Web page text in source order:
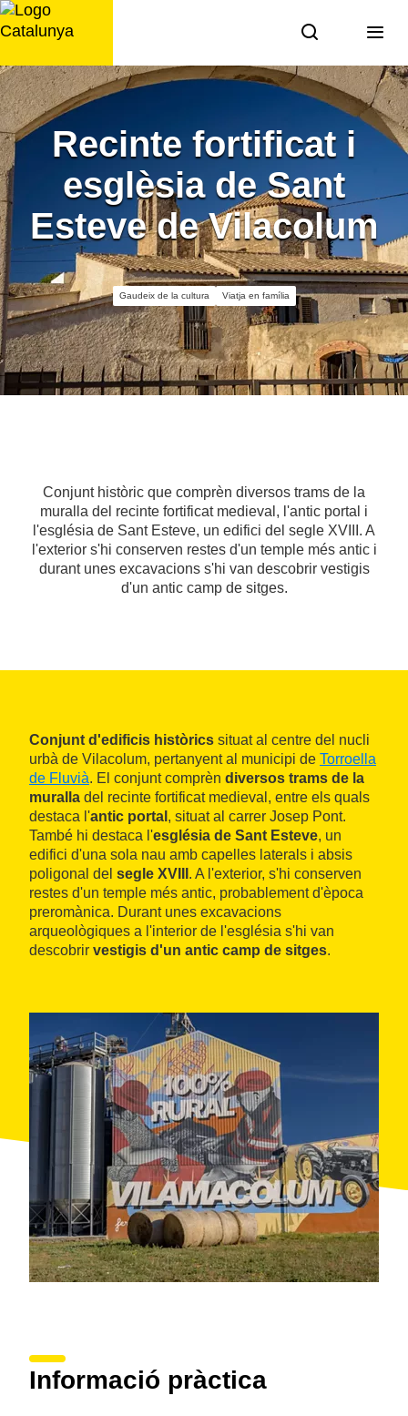
Saltar
al
Recinte fortificat i
esglèsia de Sant
Esteve de Vilacolum
Gaudeix de la cultura Viatja en família
Conjunt històric que comprèn diversos trams de la
muralla del recinte fortificat medieval, l'antic portal i
l'església de Sant Esteve, un edifici del segle XVIII. A
l'exterior s'hi conserven restes d'un temple més antic i
durant unes excavacions s'hi van descobrir vestigis
d'un antic camp de sitges.
Conjunt d'edificis històrics situat al centre del nucli
urbà de Vilacolum, pertanyent al municipi de Torroella
de Fluvià. El conjunt comprèn diversos trams de la
muralla del recinte fortificat medieval, entre els quals
destaca l'antic portal , situat al carrer Josep Pont.
També hi destaca l'església de Sant Esteve, un
edifici d'una sola nau amb capelles laterals i absis
poligonal del segle XVIII . A l'exterior, s'hi conserven
restes d'un temple més antic, probablement d'època
preromànica. Durant unes excavacions
arqueològiques a l'interior de l'església s'hi van
descobrir vestigis d'un antic camp de sitges.
Informació pràctica